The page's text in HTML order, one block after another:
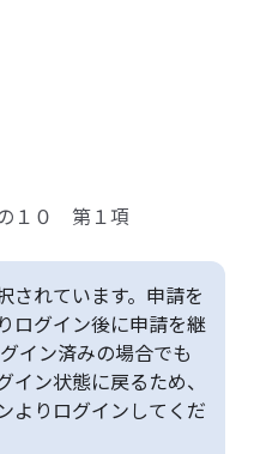
１０ 第１項
されています。申請を
ログイン後に申請を継
イン済みの場合でも
ン状態に戻るため、
よりログインしてくだ